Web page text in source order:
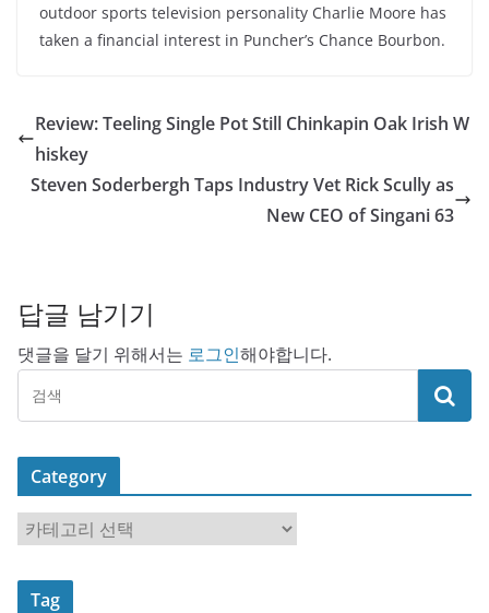
outdoor sports television personality Charlie Moore has
taken a financial interest in Puncher’s Chance Bourbon.
Review: Teeling Single Pot Still Chinkapin Oak Irish W
hiskey
Steven Soderbergh Taps Industry Vet Rick Scully as
New CEO of Singani 63
답글 남기기
댓글을 달기 위해서는 로그인해야합니다.
Category
a
t
Tag